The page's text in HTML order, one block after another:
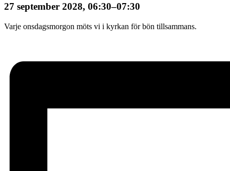
27 september 2028, 06:30–07:30
Varje onsdagsmorgon möts vi i kyrkan för bön tillsammans.